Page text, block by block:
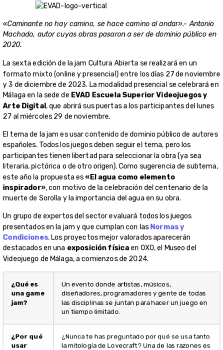
«Caminante no hay camino, se hace camino al andar».- Antonio
Machado, autor cuyas obras pasaron a ser de dominio público en
2020.
La sexta edición de la jam Cultura Abierta se realizará en un
formato mixto (online y presencial) entre los días 27 de noviembre
y 3 de diciembre de 2023. La modalidad presencial se celebrará en
Málaga en la sede de EVAD Escuela Superior Videojuegos y
Arte Digital, que abrirá sus puertas a los participantes del lunes
27 al miércoles 29 de noviembre.
El tema de la jam es usar contenido de dominio público de autores
españoles. Todos los juegos deben seguir el tema, pero los
participantes tienen libertad para seleccionar la obra (ya sea
literaria, pictórica o de otro origen). Como sugerencia de subtema,
este año la propuesta es«El agua como elemento
inspirador», con motivo de la celebración del centenario de la
muerte de Sorolla y la importancia del agua en su obra.
Un grupo de expertos del sector evaluará todos los juegos
presentados en la jam y que cumplan con lasNormas y
Condiciones. Los proyectos mejor valorados aparecerán
destacados en una exposición físicaen OXO, el Museo del
Videojuego de Málaga, a comienzos de 2024.
¿Qué es
una game
jam?
Un evento donde artistas, músicos,
diseñadores, programadores y gente de todas
las disciplinas se juntan para hacer un juego en
un tiempo limitado.
¿Por qué
usar
¿Nunca te has preguntado por qué se usa tanto
la mitología de Lovecraft? Una de las razones es